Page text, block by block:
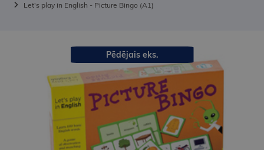
Let's play in English - Picture Bingo (A1)
Pēdējais eks.